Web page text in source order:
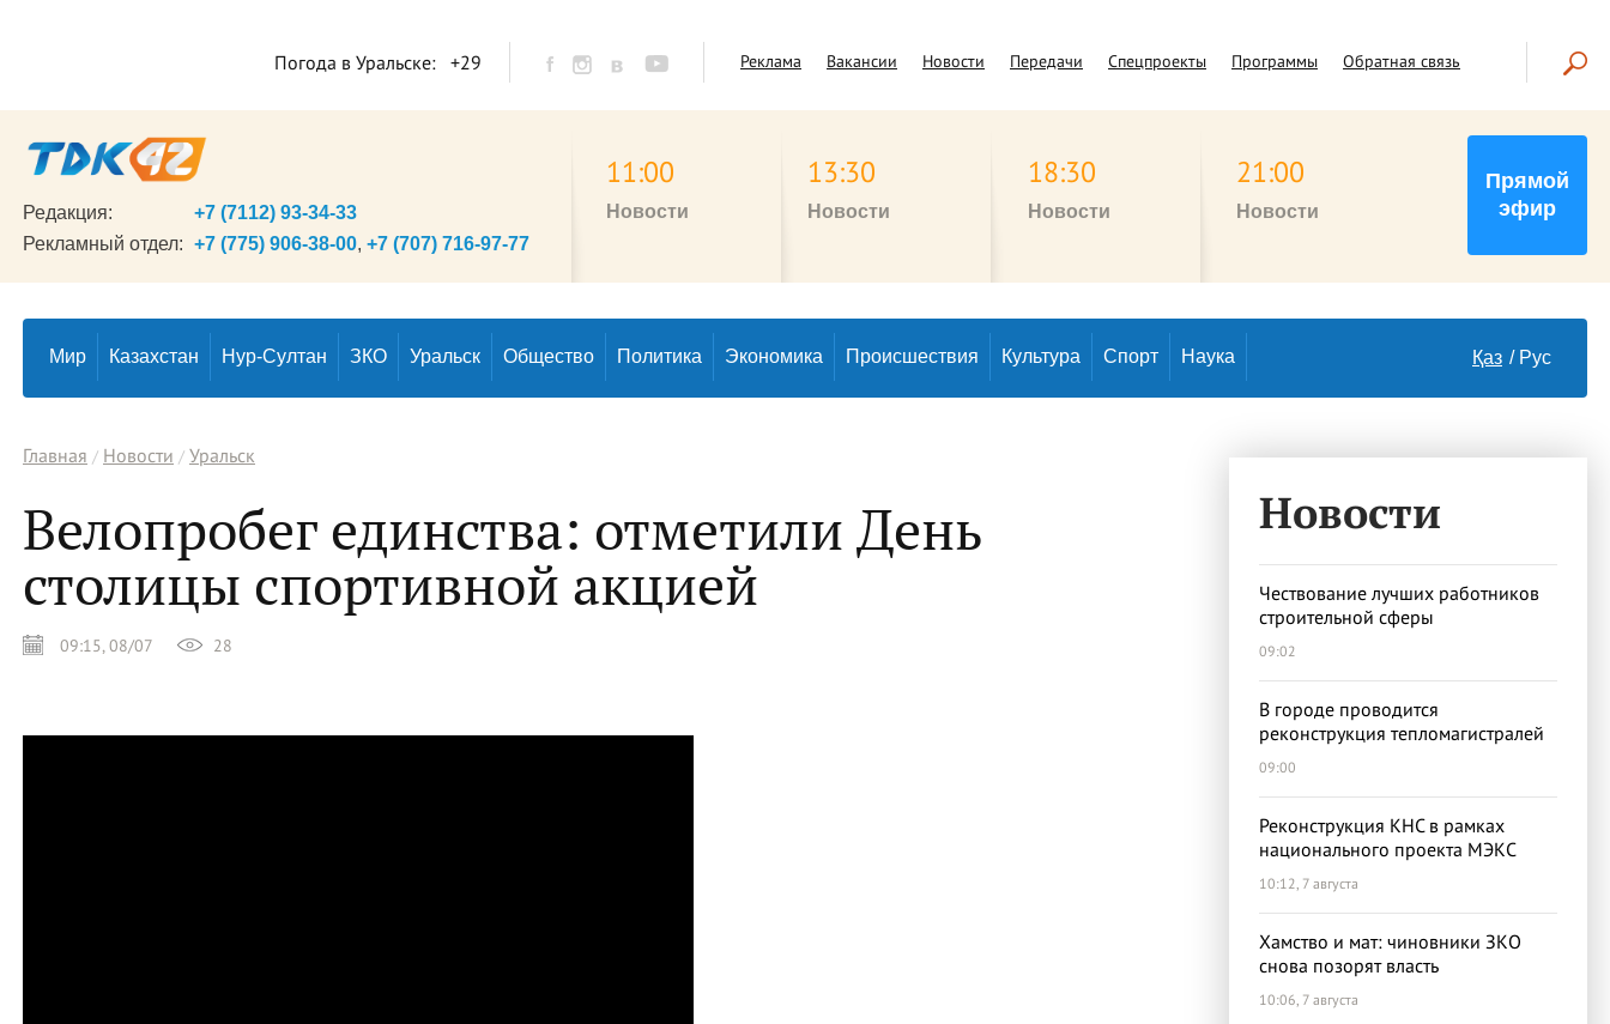
Погода в Уральске: +29 Реклама Вакансии Новости Передачи Спецпроекты Программы Обратная связь
Редакция:
+7 (7112) 93-34-33
Рекламный отдел: +7 (775) 906-38-00, +7 (707) 716-97-77
11:00
Новости
13:30
Новости
18:30
Новости
21:00
Новости
Прямой
эфир
Мир Казахстан Нур-Султан ЗКО Уральск Общество Политика Экономика Происшествия Культура Спорт Наука Қаз Рус
Главная Новости Уральск
Велопробег единства: отметили День
столицы спортивной акцией
09:15, 08/07 28
Новости
Чествование лучших работников
строительной сферы
09:02
В городе проводится
реконструкция тепломагистралей
09:00
Реконструкция КНС в рамках
национального проекта МЭКС
10:12, 7 августа
Хамство и мат: чиновники ЗКО
снова позорят власть
10:06, 7 августа